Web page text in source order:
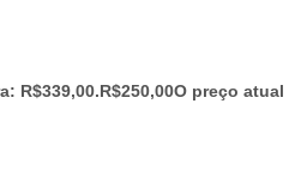
R$339,00.R$250,00O preço atual